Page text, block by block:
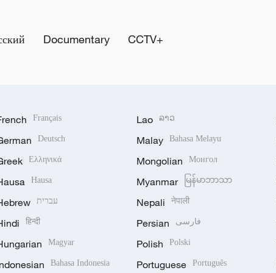
Documentary CCTV+
Français
Deutsch
Ελληνικά
Hausa
עברית
हिन्दी
Magyar
Bahasa Indonesia
Lao ລາວ
Malay Bahasa Melayu
Mongolian Монгол
Myanmar မြန်မာဘာသာ
Nepali नेपाली
Persian فارسی
Polish Polski
Portuguese Português